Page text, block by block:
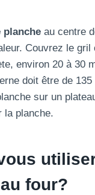
planche au centre
Couvrez le gril
environ 20 à 30
doit être de
sur un
la planche.
four?